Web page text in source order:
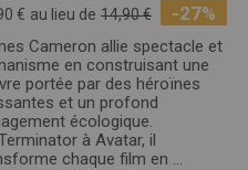
€ au lieu de 14,90 € -27%
Cameron allie spectacle et
en construisant une
portée par des héroïnes
et un profond
écologique.
à Avatar, il
chaque film en ...